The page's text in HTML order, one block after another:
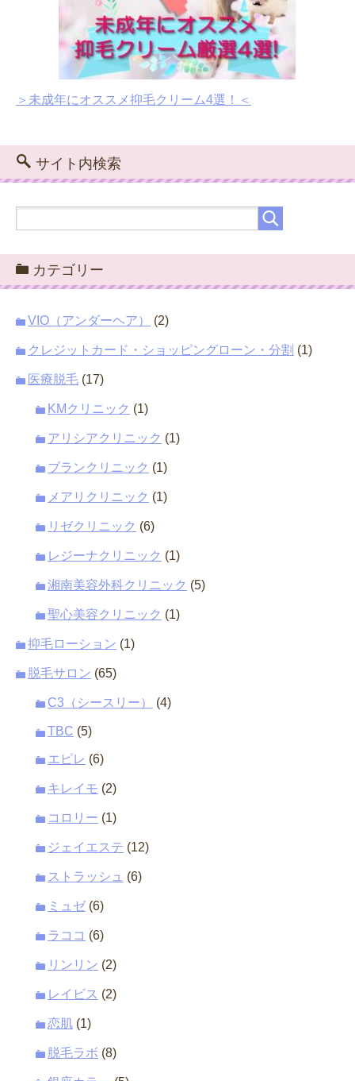
＞未成年にオススメ抑毛クリーム4選！＜
サイト内検索
カテゴリー
VIO（アンダーヘア） (2)
クレジットカード・ショッピングローン・分割 (1)
医療脱毛 (17)
KMクリニック (1)
アリシアクリニック (1)
ブランクリニック (1)
メアリクリニック (1)
リゼクリニック (6)
レジーナクリニック (1)
湘南美容外科クリニック (5)
聖心美容クリニック (1)
抑毛ローション (1)
脱毛サロン (65)
C3（シースリー） (4)
TBC (5)
エピレ (6)
キレイモ (2)
コロリー (1)
ジェイエステ (12)
ストラッシュ (6)
ミュゼ (6)
ラココ (6)
リンリン (2)
レイビス (2)
恋肌 (1)
脱毛ラボ (8)